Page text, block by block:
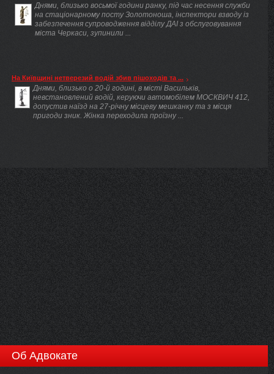
Днями, близько восьмої години ранку, під час несення служби
на стаціонарному посту Золотоноша, інспектори взводу із
забезпечення супроводження відділу ДАІ з обслуговування
міста Черкаси, зупинили ...
На Київщині нетверезий водій збив пішоходів та ...
Днями, близько о 20-й годині, в місті Васильків,
невстановлений водій, керуючи автомобілем МОСКВИЧ 412,
допустив наїзд на 27-річну місцеву мешканку та з місця
пригоди зник. Жінка переходила проїзну ...
Об Адвокате